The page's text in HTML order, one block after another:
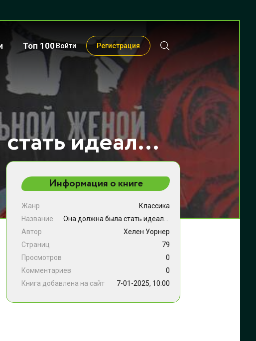
Топ 100 Войти Регистрация
Она должна была стать идеальной женой - Хелен Уорнер
Информация о книге
Жанр
Классика
Название
Автор
Хелен Уорнер
Страниц
79
Просмотров
0
Комментариев
0
Книга добавлена на сайт
7-01-2025, 10:00